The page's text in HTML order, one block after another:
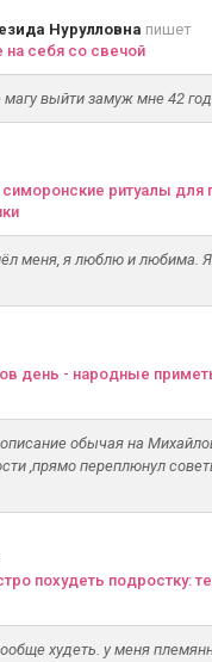
Нурулловна пишет
на себя со свечой
магу выйти замуж мне 42
ритуалы для
меня, я люблю и любима.
день - народные
обычая на
,прямо переплюнул
похудеть подростку:
худеть. у меня